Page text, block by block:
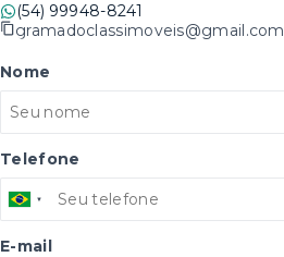
(54) 99948-8241
gramadoclassimoveis@gmail.com
Nome
Telefone
E-mail